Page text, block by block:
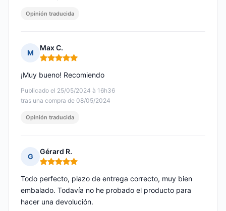
Opinión traducida
M
Max C.
Nota: 5 de 5
Publicado el 25/05/2024 à 16h36
tras una compra de 08/05/2024
¡Muy bueno! Recomiendo
Opinión traducida
G
Gérard R.
Nota: 5 de 5
Todo perfecto, plazo de entrega correcto, muy bien
embalado. Todavía no he probado el producto para
hacer una devolución.